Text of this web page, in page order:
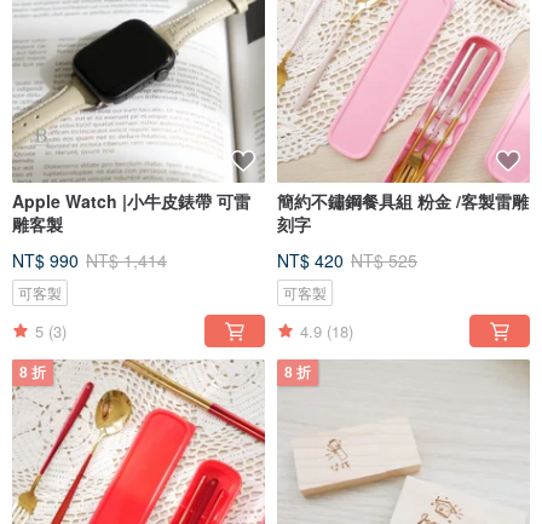
Apple Watch |小牛皮錶帶 可雷
雕客製
NT$ 990 NT$ 1,414
可客製
5 (3)
簡約不鏽鋼餐具組 粉金 /客製雷雕
刻字
NT$ 420 NT$ 525
可客製
4.9 (18)
8 折 8 折